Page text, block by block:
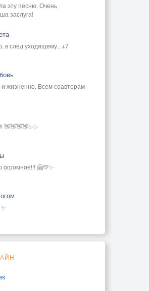
эту песню. Очень
заслуга!
в след уходящему...+7
жизненно. Всем соавторам
👋👋👋👋✨✨
🤗💛✨